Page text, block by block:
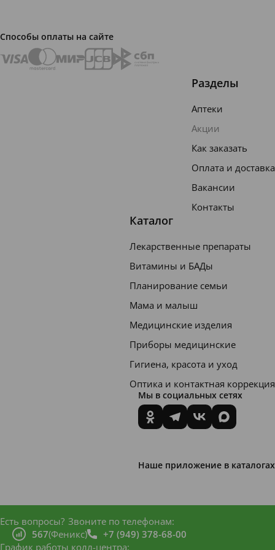
бутыло
чка 120
l.
Соска
для
Способы оплаты на сайте
Разделы
Аптеки
Акции
Как заказать
Оплата и доставка
Вакансии
Контакты
Каталог
Лекарственные препараты
Витамины и БАДы
Планирование семьи
Мама и малыш
Медицинские изделия
Приборы медицинские
Гигиена, красота и уход
Оптика и контактная коррекция
Мы в социальных сетях
Наше приложение в каталогах
Есть вопросы? Звоните по телефонам:
567(Феникс)
+7 (949) 378-68-00
График работы колл-центра: